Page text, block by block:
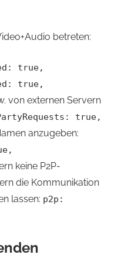
betreten:
true,
true,
von externen Servern
true,
anzugeben:
keine P2P-
die Kommunikation
lassen: p2p: